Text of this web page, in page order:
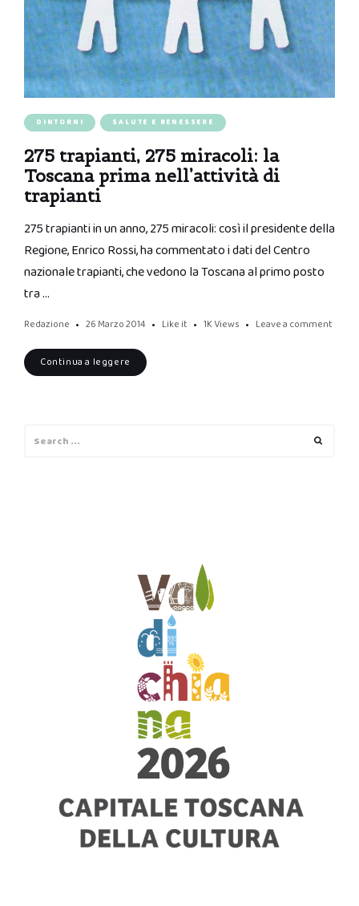
DINTORNI SALUTE E BENESSERE
275 trapianti, 275 miracoli: la
Toscana prima nell’attività di
trapianti
275 trapianti in un anno, 275 miracoli: così il presidente della
Regione, Enrico Rossi, ha commentato i dati del Centro
nazionale trapianti, che vedono la Toscana al primo posto
tra …
Redazione 26 Marzo 2014 Like it 1K Views Leave a comment
Continua a leggere
for: